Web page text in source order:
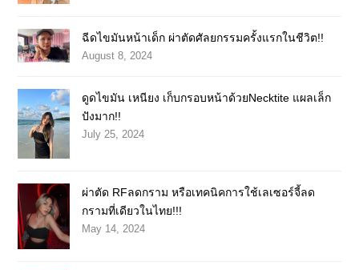
ฉีดไขมันหน้าเด็ก ผ่าตัดศัลยกรรมครั้งแรกในชีวิต!!
August 8, 2024
ดูดไขมัน เหนียง เก็บกรอบหน้าด้วยNecktite แผลเล็ก
ปังมาก!!
July 25, 2024
ผ่าตัด RFลดกราม หรือเทคนิคการใช้เลเซอร์จี้ลด
กรามที่เดียวในไทย!!!
May 14, 2024